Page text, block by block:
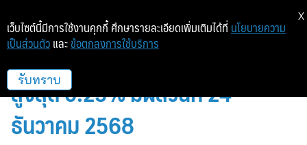
กรุงศรี ปรับลดอัตราดอกเบี้ยเงินกู้
สูงสุด 0.25% มีผลวันที่ 24
ธันวาคม 2568
เว็บไซต์นี้มีการใช้งานคุกกี้ ศึกษารายละเอียดเพิ่มเติมได้ที่ นโยบายความ
เป็นส่วนตัว และ ข้อตกลงการใช้บริการ
รับทราบ
X